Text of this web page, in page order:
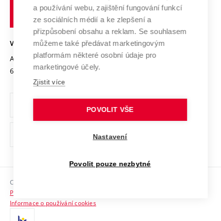
Transfer znalostí
Open Science
Projekty
Projekty ze strukturálních fondů
Specifický výzkum
Mezinárodní dohody
Univerzitní sítě
Podnikavá univerzita / ContriBUTe
Bezpečná univerzita
Vyznamenání
Organizační struktura
Ochrana osobních údajů
odkaz)
Sociální bezpečí
HR Award
technické
VYSOKÉ UČENÍ TECHNICKÉ V BRNĚ
Antonínská 548/1
602 00 Brno
www.vut.cz
vut@vutbr.cz
Copyright © 2026 VUT
Prohlášení o přístupnosti
Informace o používání cookies
a používání webu, zajištění fungování funkcí
ze sociálních médií a ke zlepšení a
přizpůsobení obsahu a reklam. Se souhlasem
můžeme také předávat marketingovým
platformám některé osobní údaje pro
marketingové účely.
Zjistit více
POVOLIT VŠE
Nastavení
Povolit pouze nezbytné